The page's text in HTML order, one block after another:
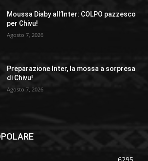
Moussa Diaby all’Inter: COLPO pazzesco
per Chivu!
Agosto 7, 2026
Preparazione Inter, la mossa a sorpresa
di Chivu!
Agosto 7, 2026